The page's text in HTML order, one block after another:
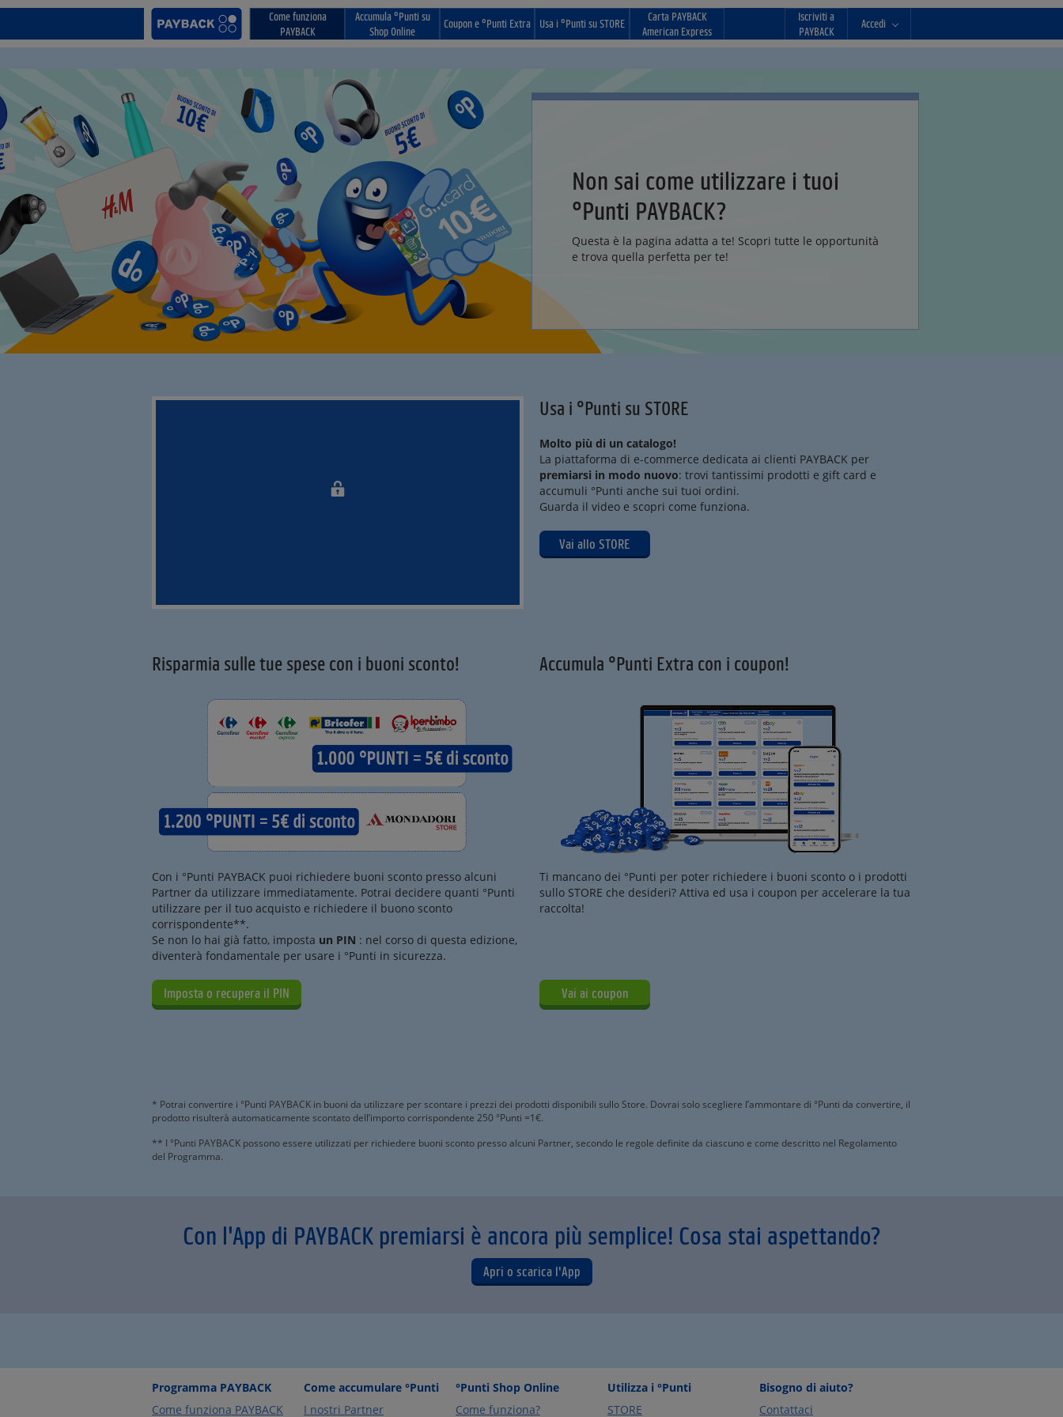
Come funziona
PAYBACK
Accumula °Punti su
Shop Online
Coupon e °Punti Extra Usa i °Punti su STORE
Carta PAYBACK
American Express
Iscriviti a
PAYBACK
Accedi
Non sai come utilizzare i tuoi
°Punti PAYBACK?
Questa è la pagina adatta a te! Scopri tutte le opportunità
e trova quella perfetta per te!
Usa i °Punti su STORE
Molto più di un catalogo!
La piattaforma di e-commerce dedicata ai clienti PAYBACK per
premiarsi in modo nuovo: trovi tantissimi prodotti e gift card e
accumuli °Punti anche sui tuoi ordini.
Guarda il video e scopri come funziona.
Vai allo STORE
Risparmia sulle tue spese con i buoni sconto!
Con i °Punti PAYBACK puoi richiedere buoni sconto presso alcuni
Partner da utilizzare immediatamente. Potrai decidere quanti °Punti
utilizzare per il tuo acquisto e richiedere il buono sconto
corrispondente**.
Se non lo hai già fatto, imposta un PIN : nel corso di questa edizione,
diventerà fondamentale per usare i °Punti in sicurezza.
Imposta o recupera il PIN
Accumula °Punti Extra con i coupon!
Ti mancano dei °Punti per poter richiedere i buoni sconto o i prodotti
sullo STORE che desideri? Attiva ed usa i coupon per accelerare la tua
raccolta!
Vai ai coupon
* Potrai convertire i °Punti PAYBACK in buoni da utilizzare per scontare i prezzi dei prodotti disponibili sullo Store. Dovrai solo scegliere l’ammontare di °Punti da convertire, il
prodotto risulterà automaticamente scontato dell’importo corrispondente 250 °Punti =1€.
** I °Punti PAYBACK possono essere utilizzati per richiedere buoni sconto presso alcuni Partner, secondo le regole definite da ciascuno e come descritto nel Regolamento
del Programma.
Con l'App di PAYBACK premiarsi è ancora più semplice! Cosa stai aspettando?
Apri o scarica l'App
Programma PAYBACK
Come funziona PAYBACK
Come accumulare °Punti
I nostri Partner
°Punti Shop Online
Come funziona?
Utilizza i °Punti
STORE
Bisogno di aiuto?
Contattaci